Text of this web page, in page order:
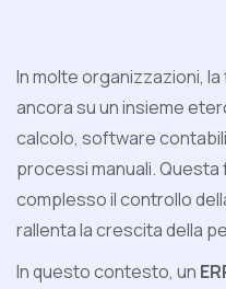
In molte organizzazioni,
ancora su un insieme
calcolo, software
processi manuali.
complesso il controllo
rallenta la crescita della
In questo contesto, un